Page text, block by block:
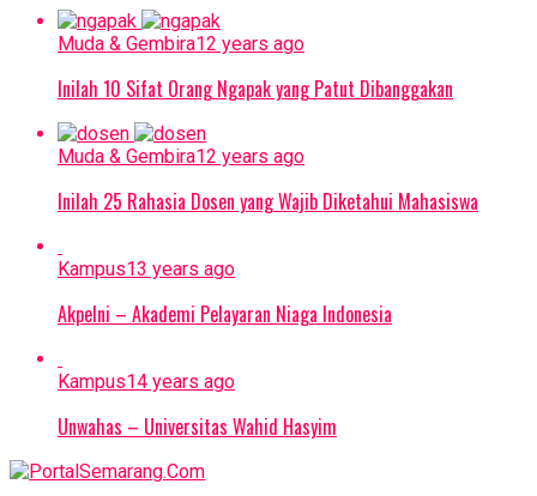
Muda & Gembira12 years ago
Inilah 10 Sifat Orang Ngapak yang Patut Dibanggakan
Muda & Gembira12 years ago
Inilah 25 Rahasia Dosen yang Wajib Diketahui Mahasiswa
Kampus13 years ago
Akpelni – Akademi Pelayaran Niaga Indonesia
Kampus14 years ago
Unwahas – Universitas Wahid Hasyim